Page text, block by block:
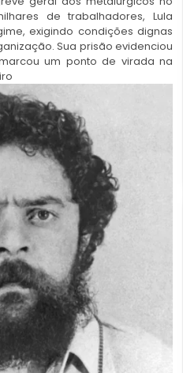
de trabalhadores, Lula
exigindo condições dignas
Sua prisão evidenciou
um ponto de virada na